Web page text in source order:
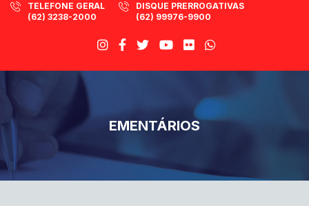
TELEFONE GERAL
(62) 3238-2000
DISQUE PRERROGATIVAS
(62) 99976-9900
EMENTÁRIOS